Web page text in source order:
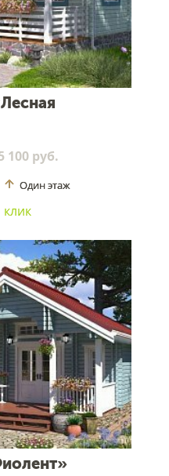
100 руб.
Один этаж
клик